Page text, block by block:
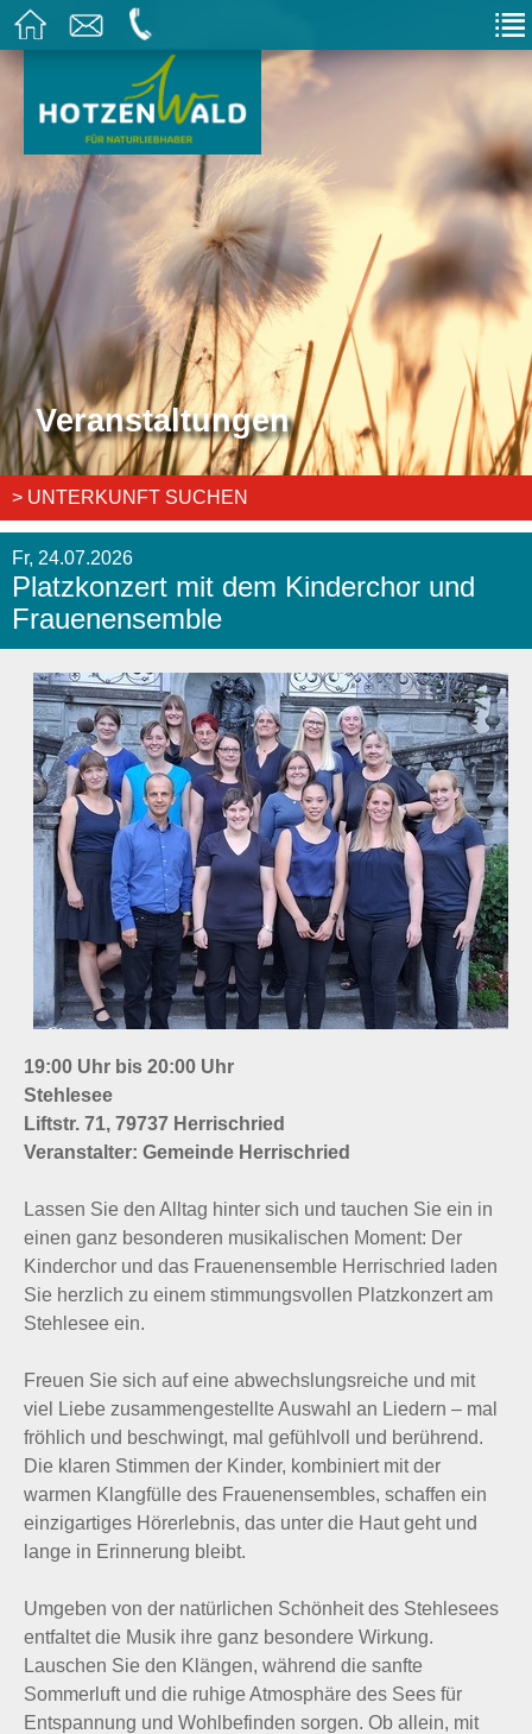
Veranstaltungen
> UNTERKUNFT SUCHEN
Fr, 24.07.2026
Platzkonzert mit dem Kinderchor und
Frauenensemble
19:00 Uhr bis 20:00 Uhr
Stehlesee
Liftstr. 71, 79737 Herrischried
Veranstalter: Gemeinde Herrischried
Lassen Sie den Alltag hinter sich und tauchen Sie ein in
einen ganz besonderen musikalischen Moment: Der
Kinderchor und das Frauenensemble Herrischried laden
Sie herzlich zu einem stimmungsvollen Platzkonzert am
Stehlesee ein.
Freuen Sie sich auf eine abwechslungsreiche und mit
viel Liebe zusammengestellte Auswahl an Liedern – mal
fröhlich und beschwingt, mal gefühlvoll und berührend.
Die klaren Stimmen der Kinder, kombiniert mit der
warmen Klangfülle des Frauenensembles, schaffen ein
einzigartiges Hörerlebnis, das unter die Haut geht und
lange in Erinnerung bleibt.
Umgeben von der natürlichen Schönheit des Stehlesees
entfaltet die Musik ihre ganz besondere Wirkung.
Lauschen Sie den Klängen, während die sanfte
Sommerluft und die ruhige Atmosphäre des Sees für
Entspannung und Wohlbefinden sorgen. Ob allein, mit